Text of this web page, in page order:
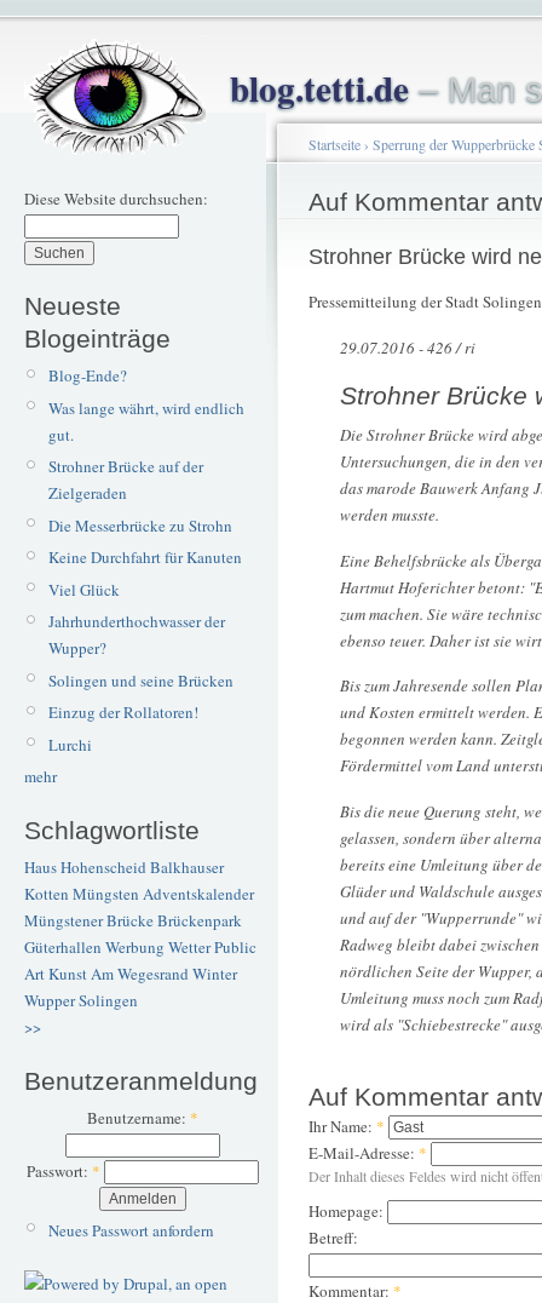
blog.tetti.de– Man
Diese Website durchsuchen:
Neueste
Blogeinträge
Blog-Ende?
Was lange währt, wird endlich
gut.
Strohner Brücke auf der
Zielgeraden
Die Messerbrücke zu Strohn
Keine Durchfahrt für Kanuten
Viel Glück
Jahrhunderthochwasser der
Wupper?
Solingen und seine Brücken
Einzug der Rollatoren!
Lurchi
mehr
Schlagwortliste
Haus Hohenscheid Balkhauser
Kotten Müngsten Adventskalender
Müngstener BrückeBrückenpark
Güterhallen Werbung WetterPublic
ArtKunstAm Wegesrand Winter
WupperSolingen
>>
Benutzeranmeldung
Benutzername: *
Passwort: *
Neues Passwort anfordern
Startseite› Sperrung der Wupperbrücke
Auf Kommentar
Strohner Brücke wird
Pressemitteilung der Stadt Solingen
29.07.2016 - 426 / ri
Strohner Brücke
Die Strohner Brücke wird
Untersuchungen, die in den
das marode Bauwerk Anfang
werden musste.
Eine Behelfsbrücke als
Hartmut Hoferichter betont:
zum machen. Sie wäre
ebenso teuer. Daher ist sie
Bis zum Jahresende sollen
und Kosten ermittelt werden.
begonnen werden kann.
Fördermittel vom Land
Bis die neue Querung steht,
gelassen, sondern über
bereits eine Umleitung über
Glüder und Waldschule
und auf der "Wupperrunde"
Radweg bleibt dabei
nördlichen Seite der
Umleitung muss noch zum
wird als "Schiebestrecke"
Auf Kommentar
Ihr Name: *
E-Mail-Adresse: *
Der Inhalt dieses Feldes wird nicht
Homepage:
Betreff:
Kommentar: *